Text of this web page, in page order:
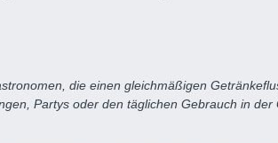
die einen gleichmäßigen
Partys oder den täglichen Gebrauch in der